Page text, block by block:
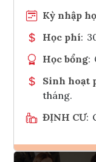
Kỳ nhập
Học phí:
Học bổng:
Sinh hoạt
tháng.
ĐỊNH CƯ: